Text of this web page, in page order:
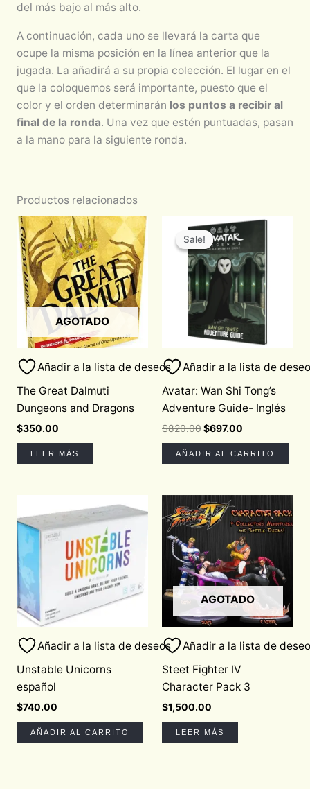
del más bajo al más alto.
A continuación, cada uno se llevará la carta que
ocupe la misma posición en la línea anterior que la
jugada. La añadirá a su propia colección. El lugar en el
que la coloquemos será importante, puesto que el
color y el orden determinarán los puntos a recibir al
final de la ronda. Una vez que estén puntuadas, pasan
a la mano para la siguiente ronda.
Productos relacionados
AGOTADO
Añadir a la lista de deseos
The Great Dalmuti
Dungeons and Dragons
$350.00
LEER MÁS
Sale!
Sale!
Añadir a la lista de
Avatar: Wan Shi Tong’s
Adventure Guide- Inglés
$820.00
Original
price
was:
$820.00.
$697.00
Current
$697.00.
AÑADIR AL CARRITO
Añadir a la lista de deseos
Unstable Unicorns
español
$740.00
AÑADIR AL CARRITO
AGOTADO
Añadir a la lista de
Steet Fighter IV
Character Pack 3
$1,500.00
LEER MÁS